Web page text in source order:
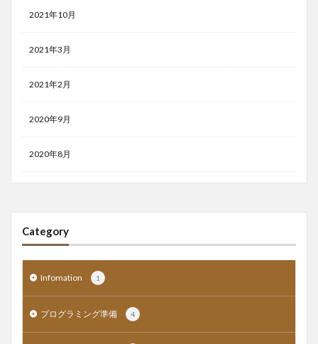
2021年10月
2021年3月
2021年2月
2020年9月
2020年8月
Category
Infomation 1
プログラミング準備 4